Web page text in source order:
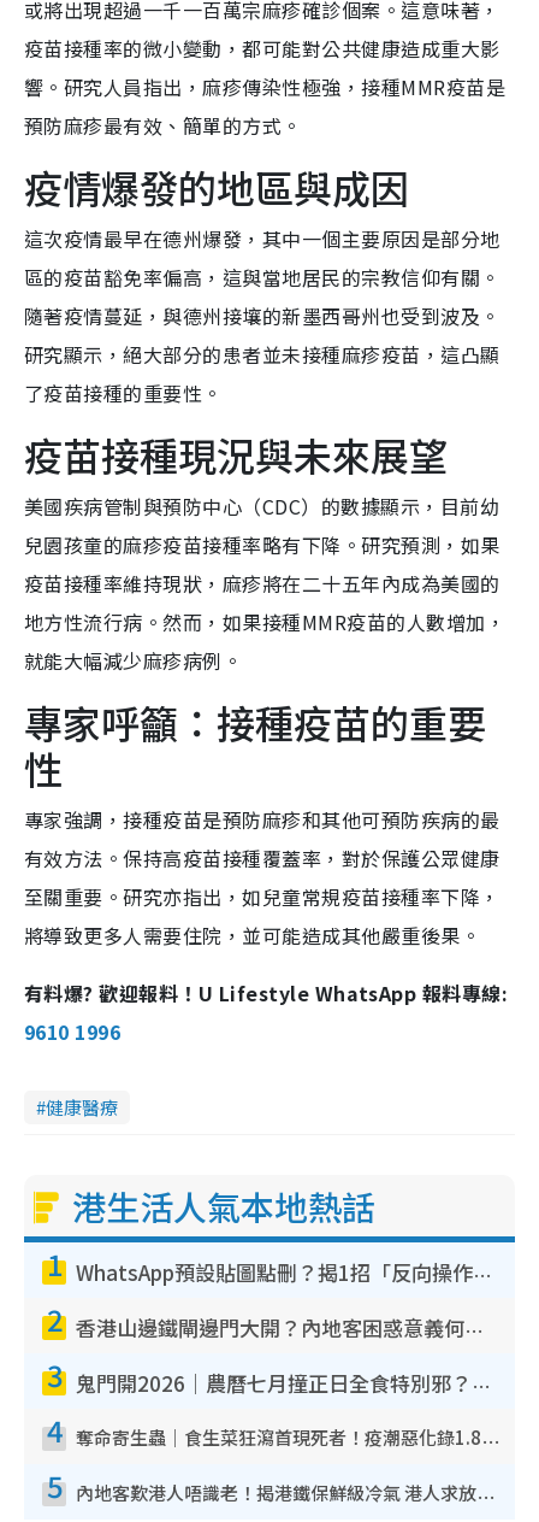
或將出現超過一千一百萬宗麻疹確診個案。這意味著，
疫苗接種率的微小變動，都可能對公共健康造成重大影
響。研究人員指出，麻疹傳染性極強，接種MMR疫苗是
預防麻疹最有效、簡單的方式。
疫情爆發的地區與成因
這次疫情最早在德州爆發，其中一個主要原因是部分地
區的疫苗豁免率偏高，這與當地居民的宗教信仰有關。
隨著疫情蔓延，與德州接壤的新墨西哥州也受到波及。
研究顯示，絕大部分的患者並未接種麻疹疫苗，這凸顯
了疫苗接種的重要性。
疫苗接種現況與未來展望
美國疾病管制與預防中心（CDC）的數據顯示，目前幼
兒園孩童的麻疹疫苗接種率略有下降。研究預測，如果
疫苗接種率維持現狀，麻疹將在二十五年內成為美國的
地方性流行病。然而，如果接種MMR疫苗的人數增加，
就能大幅減少麻疹病例。
專家呼籲：接種疫苗的重要
性
專家強調，接種疫苗是預防麻疹和其他可預防疾病的最
有效方法。保持高疫苗接種覆蓋率，對於保護公眾健康
至關重要。研究亦指出，如兒童常規疫苗接種率下降，
將導致更多人需要住院，並可能造成其他嚴重後果。
有料爆? 歡迎報料！U Lifestyle WhatsApp 報料專線:
9610 1996
健康醫療
港生活人氣本地熱話
1 WhatsApp預設貼圖點刪？揭1招「反向操作」還原簡潔介面 附3步實測教學
2 香港山邊鐵閘邊門大開？內地客困惑意義何在！網民神回覆：呢種叫法理性防禦
3 鬼門開2026｜農曆七月撞正日全食特別邪？專家警告切忌做一事！揭4大禁忌+2招保平安
4 奪命寄生蟲｜食生菜狂瀉首現死者！疫潮惡化錄1.8萬宗病例 揭洗菜3大謬誤
5 內地客歎港人唔識老！揭港鐵保鮮級冷氣 港人求放過：咪投訴